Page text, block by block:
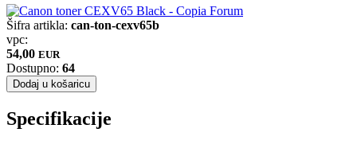
Šifra artikla: can-ton-cexv65b
vpc:
54,00 EUR
Dostupno: 64
Dodaj u košaricu
Specifikacije